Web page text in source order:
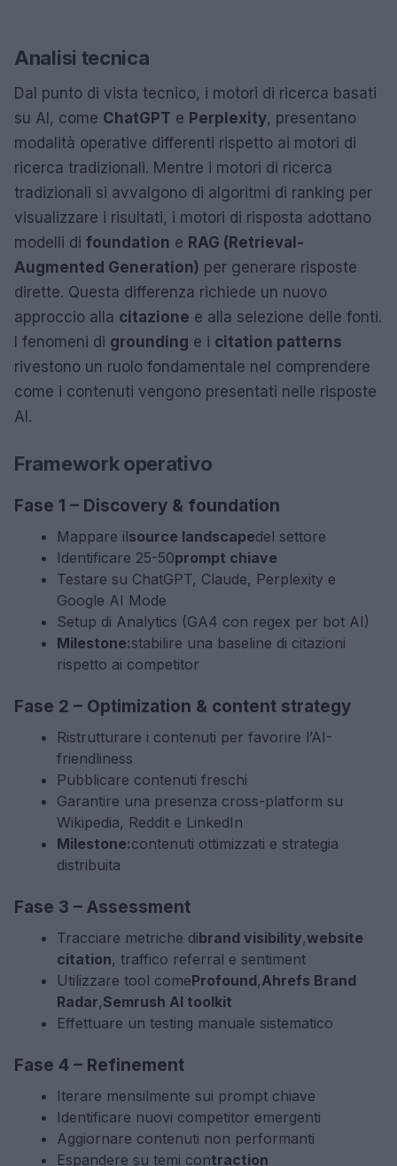
Analisi tecnica
Dal punto di vista tecnico, i motori di ricerca basati
su AI, come ChatGPT e Perplexity, presentano
modalità operative differenti rispetto ai motori di
ricerca tradizionali. Mentre i motori di ricerca
tradizionali si avvalgono di algoritmi di ranking per
visualizzare i risultati, i motori di risposta adottano
modelli di foundation e RAG (Retrieval-
Augmented Generation) per generare risposte
dirette. Questa differenza richiede un nuovo
approccio alla citazione e alla selezione delle fonti.
I fenomeni di grounding e i citation patterns
rivestono un ruolo fondamentale nel comprendere
come i contenuti vengono presentati nelle risposte
AI.
Framework operativo
Fase 1 – Discovery & foundation
Mappare ilsource landscapedel settore
Identificare 25-50prompt chiave
Testare su ChatGPT, Claude, Perplexity e
Google AI Mode
Setup di Analytics (GA4 con regex per bot AI)
Milestone:stabilire una baseline di citazioni
rispetto ai competitor
Fase 2 – Optimization & content strategy
Ristrutturare i contenuti per favorire l’AI-
friendliness
Pubblicare contenuti freschi
Garantire una presenza cross-platform su
Wikipedia, Reddit e LinkedIn
Milestone:contenuti ottimizzati e strategia
distribuita
Fase 3 – Assessment
Tracciare metriche dibrand visibility,website
citation, traffico referral e sentiment
Utilizzare tool comeProfound,Ahrefs Brand
Radar,Semrush AI toolkit
Effettuare un testing manuale sistematico
Fase 4 – Refinement
Iterare mensilmente sui prompt chiave
Identificare nuovi competitor emergenti
Aggiornare contenuti non performanti
Espandere su temi contraction